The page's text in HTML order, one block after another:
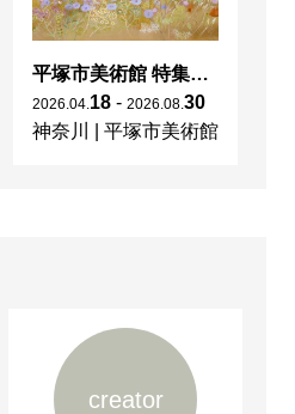
平塚市美術館 特集展 花の表現、その多様性／特別展示 新収蔵品展
2026 04 18 - 2026 08 30
神奈川
平塚市美術館
creator